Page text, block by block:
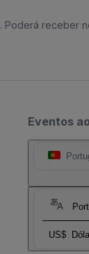
. Poderá receber
Eventos
US$